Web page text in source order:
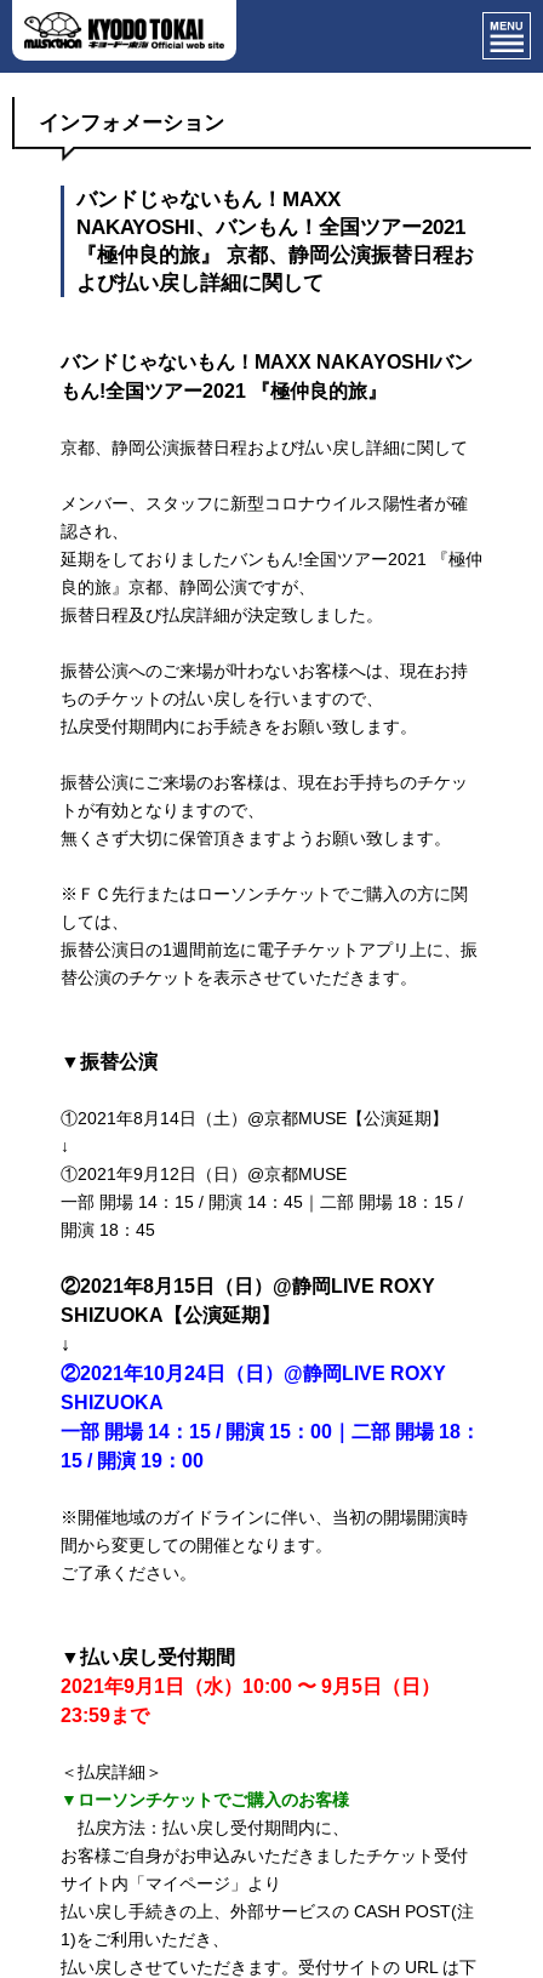
インフォメーション
バンドじゃないもん！MAXX
NAKAYOSHI、バンもん！全国ツアー2021
『極仲良的旅』 京都、静岡公演振替日程お
よび払い戻し詳細に関して
バンドじゃないもん！MAXX NAKAYOSHIバン
もん!全国ツアー2021 『極仲良的旅』
京都、静岡公演振替日程および払い戻し詳細に関して
メンバー、スタッフに新型コロナウイルス陽性者が確
認され、
延期をしておりましたバンもん!全国ツアー2021 『極仲
良的旅』京都、静岡公演ですが、
振替日程及び払戻詳細が決定致しました。
振替公演へのご来場が叶わないお客様へは、現在お持
ちのチケットの払い戻しを行いますので、
払戻受付期間内にお手続きをお願い致します。
振替公演にご来場のお客様は、現在お手持ちのチケッ
トが有効となりますので、
無くさず大切に保管頂きますようお願い致します。
※ＦＣ先行またはローソンチケットでご購入の方に関
しては、
振替公演日の1週間前迄に電子チケットアプリ上に、振
替公演のチケットを表示させていただきます。
▼振替公演
①2021年8月14日（土）@京都MUSE【公演延期】
↓
①2021年9月12日（日）@京都MUSE
一部 開場 14：15 / 開演 14：45｜二部 開場 18：15 /
開演 18：45
②2021年8月15日（日）@静岡LIVE ROXY
SHIZUOKA【公演延期】
↓
②2021年10月24日（日）@静岡LIVE ROXY
SHIZUOKA
一部 開場 14：15 / 開演 15：00｜二部 開場 18：
15 / 開演 19：00
※開催地域のガイドラインに伴い、当初の開場開演時
間から変更しての開催となります。
ご了承ください。
▼払い戻し受付期間
2021年9月1日（水）10:00 〜 9月5日（日）
23:59まで
＜払戻詳細＞
▼ローソンチケットでご購入のお客様
払戻方法：払い戻し受付期間内に、
お客様ご自身がお申込みいただきましたチケット受付
サイト内「マイページ」より
払い戻し手続きの上、外部サービスの CASH POST(注
1)をご利用いただき、
払い戻しさせていただきます。受付サイトの URL は下